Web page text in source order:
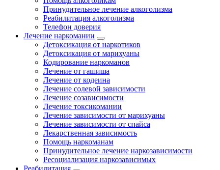
Принудительное лечение алкоголизма
Реабилитация алкоголизма
Телефон доверия
Лечение наркомании
Детоксикация от наркотиков
Детоксикация от марихуаны
Кодирование наркоманов
Лечение от гашиша
Лечение от кодеина
Лечение солевой зависимости
Лечение созависимости
Лечение токсикомании
Лечение зависимости от марихуаны
Лечение зависимости от спайса
Лекарственная зависимость
Помощь наркоманам
Принудительное лечение наркозависимости
Ресоциализация наркозависимых
Реабилитация